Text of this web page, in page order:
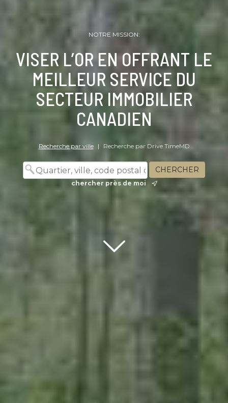
NOTRE MISSION:
VISER L’OR EN OFFRANT LE
MEILLEUR SERVICE DU
SECTEUR IMMOBILIER
CANADIEN
Recherche par ville | Recherche par Drive TimeMD
chercher près de moi